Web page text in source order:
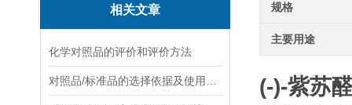
相关文章
化学对照品的评价和评价方法
规格
主要用途
(-)-紫苏